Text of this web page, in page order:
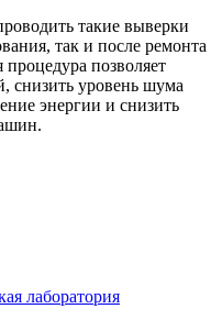
такие выверки
так и после ремонта
процедура позволяет
снизить уровень шума
энергии и снизить
лаборатория